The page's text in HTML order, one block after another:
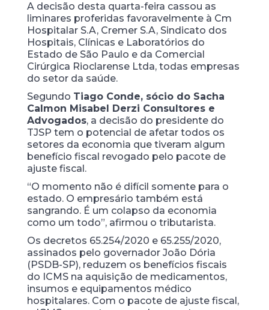
A decisão desta quarta-feira cassou as
liminares proferidas favoravelmente à Cm
Hospitalar S.A, Cremer S.A, Sindicato dos
Hospitais, Clínicas e Laboratórios do
Estado de São Paulo e da Comercial
Cirúrgica Rioclarense Ltda, todas empresas
do setor da saúde.
Segundo Tiago Conde, sócio do Sacha
Calmon Misabel Derzi Consultores e
Advogados, a decisão do presidente do
TJSP tem o potencial de afetar todos os
setores da economia que tiveram algum
benefício fiscal revogado pelo pacote de
ajuste fiscal.
“O momento não é difícil somente para o
estado. O empresário também está
sangrando. É um colapso da economia
como um todo”, afirmou o tributarista.
Os decretos 65.254/2020 e 65.255/2020,
assinados pelo governador João Dória
(PSDB-SP), reduzem os benefícios fiscais
do ICMS na aquisição de medicamentos,
insumos e equipamentos médico
hospitalares. Com o pacote de ajuste fiscal,